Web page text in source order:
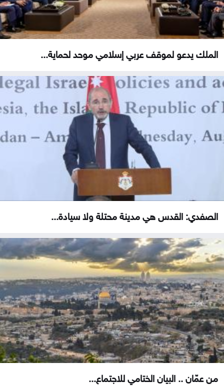
الملك يدعو لموقف عربي إسلامي موحد لحماية...
الصفدي: القدس هي مدينة محتلة ولا سيادة...
من عمّان .. البيان الختامي للاجتماع...